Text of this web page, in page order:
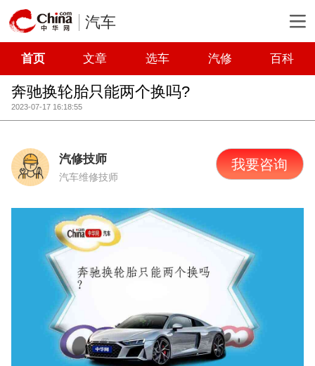
汽车
首页 文章 选车 汽修 百科
奔驰换轮胎只能两个换吗?
2023-07-17 16:18:55
汽修技师
汽车维修技师
我要咨询